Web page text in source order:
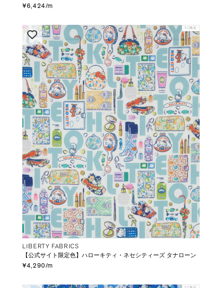
¥6,424/m
EC限定
LIBERTY FABRICS
【公式サイト限定色】ハローキティ・ネセシティーズ タナローン
¥4,290/m